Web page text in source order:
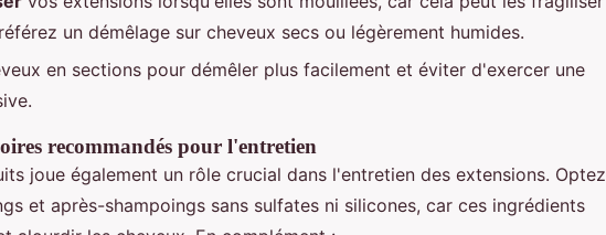
un démêlage sur cheveux secs ou légèrement humides.
en sections pour démêler plus facilement et éviter d'exercer une
recommandés pour l'entretien
joue également un rôle crucial dans l'entretien des extensions. Optez
et après-shampoings sans sulfates ni silicones, car ces ingrédients